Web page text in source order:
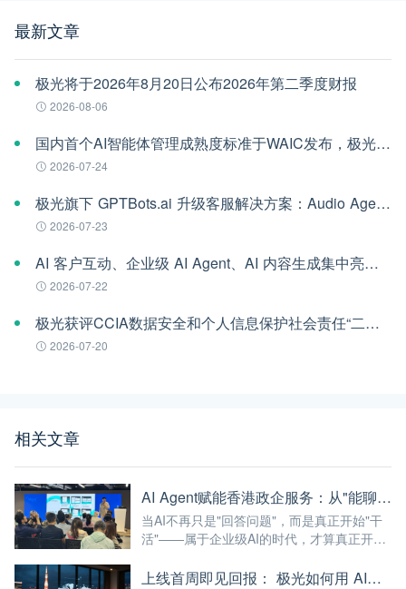
最新文章
极光将于2026年8月20日公布2026年第二季度财报
2026-08-06
国内首个AI智能体管理成熟度标准于WAIC发布，极光参编
2026-07-24
极光旗下 GPTBots.ai 升级客服解决方案：Audio Agent 打通企业通信线路，LINE 客服插件 2.0 同步上线
2026-07-23
AI 客户互动、企业级 AI Agent、AI 内容生成集中亮相！极光旗下EngageLab WAIC 2026 现场回顾
2026-07-22
极光获评CCIA数据安全和个人信息保护社会责任“二星级”单位
2026-07-20
相关文章
AI Agent赋能香港政企服务：从"能聊天"到"能干活"的最后一公里
当AI不再只是"回答问题"，而是真正开始"干
活"——属于企业级AI的时代，才算真正开
上线首周即见回报： 极光如何用 AI，帮助日本公司破解全球化服务时差